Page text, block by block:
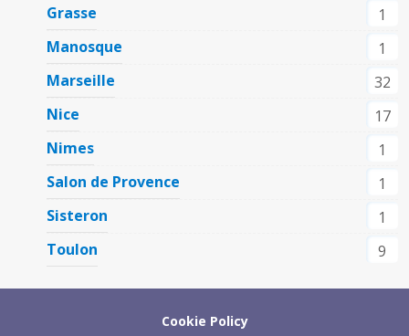
Grasse
1
Manosque
1
Marseille
32
Nice
17
Nimes
1
Salon de Provence
1
Sisteron
1
Toulon
9
Cookie Policy